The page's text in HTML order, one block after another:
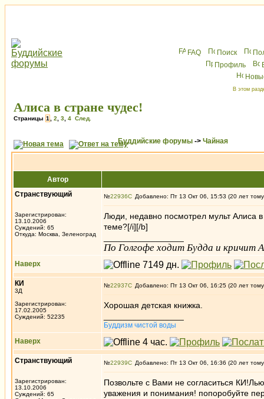
FAQ Поиск
Профиль
В этом
Алиса в стране чудес!
Страницы 1 2 3 4 След.
Буддийские форумы -> Чайная
Автор
Странствующий
Зарегистрирован:
13.10.2006
Суждений: 65
Откуда: Москва, Зеленоград
№22936 Добавлено: Пт 13 Окт 06, 15:53 (20 лет
Люди, недавно посмотрел мульт Алиса в
теме?[/i][/b]
По Голгофе ходит Будда и кричит
Наверх
КИ
3Д
Зарегистрирован:
17.02.2005
Суждений: 52235
№22937 Добавлено: Пт 13 Окт 06, 16:25 (20 лет
Хорошая детская книжка.
Буддизм чистой воды
Наверх
Странствующий
Зарегистрирован:
13.10.2006
Суждений: 65
№22939 Добавлено: Пт 13 Окт 06, 16:36 (20 лет
Позвольте с Вами не согласиться
уважения и понимания! попоробуйте